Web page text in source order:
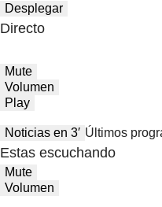
Desplegar
Directo
Mute
Volumen
Play
Noticias en 3′ Últimos
Estas escuchando
Mute
Volumen